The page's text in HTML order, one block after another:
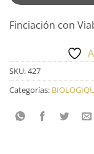
Finciación con
SKU:427
Categorías: